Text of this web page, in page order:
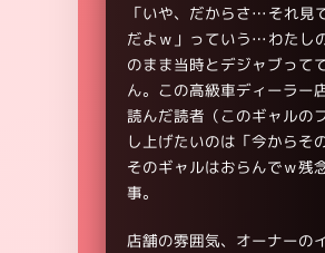
「いや、だからさ…それ見
だよｗ」っていう…わたし
のまま当時とデジャブって
ん。この高級車ディーラー
読んだ読者（このギャルの
し上げたいのは「今からそ
そのギャルはおらんでｗ残
事。
店舗の雰囲気、オーナーの